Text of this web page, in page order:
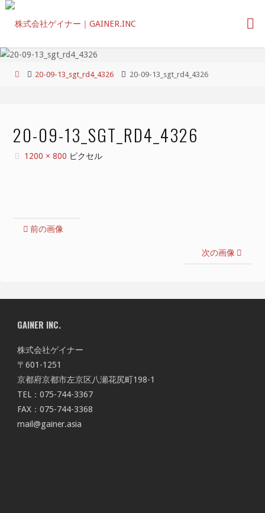
コ
ン
ホ
20-09-13_sgt_rd4_4326 20-09-13_sgt_rd4_4326
20-09-13_SGT_RD4_4326
フ
1200 × 800 ピクセル
前の画像
次の画像
GAINER INC.
株式会社ゲイナー
〒601-1251
京都府京都市左京区八瀬花尻町198-1
TEL：075-744-3367
FAX：075-744-3368
mail@gainer.asia